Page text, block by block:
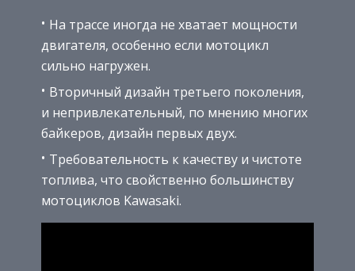
На трассе иногда не хватает мощности
двигателя, особенно если мотоцикл
сильно нагружен.
Вторичный дизайн третьего поколения,
и непривлекательный, по мнению многих
байкеров, дизайн первых двух.
Требовательность к качеству и чистоте
топлива, что свойственно большинству
мотоциклов Kawasaki.